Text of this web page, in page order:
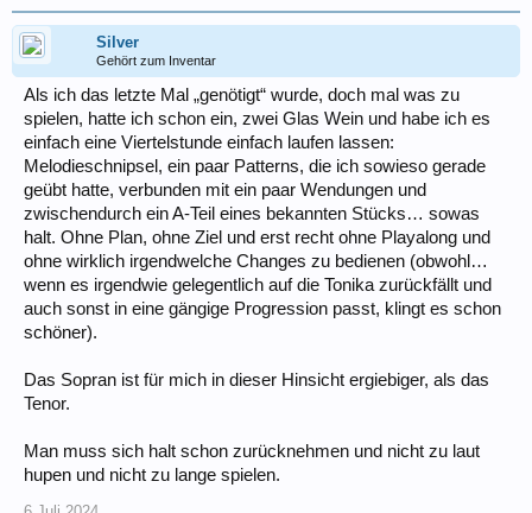
Silver
Gehört zum Inventar
Als ich das letzte Mal „genötigt“ wurde, doch mal was zu
spielen, hatte ich schon ein, zwei Glas Wein und habe ich es
einfach eine Viertelstunde einfach laufen lassen:
Melodieschnipsel, ein paar Patterns, die ich sowieso gerade
geübt hatte, verbunden mit ein paar Wendungen und
zwischendurch ein A-Teil eines bekannten Stücks… sowas
halt. Ohne Plan, ohne Ziel und erst recht ohne Playalong und
ohne wirklich irgendwelche Changes zu bedienen (obwohl…
wenn es irgendwie gelegentlich auf die Tonika zurückfällt und
auch sonst in eine gängige Progression passt, klingt es schon
schöner).
Das Sopran ist für mich in dieser Hinsicht ergiebiger, als das
Tenor.
Man muss sich halt schon zurücknehmen und nicht zu laut
hupen und nicht zu lange spielen.